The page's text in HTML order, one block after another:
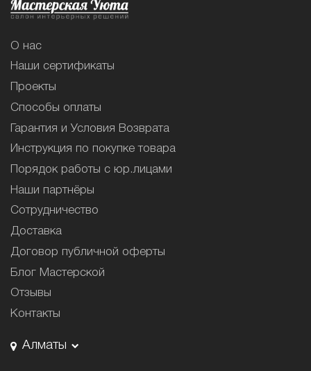
О нас
Наши сертификаты
Проекты
Способы оплаты
Гарантия и Условия Возврата
Инструкция по покупке товара
Порядок работы с юр.лицами
Наши партнёры
Сотрудничество
Доставка
Договор публичной оферты
Блог Мастерской
Отзывы
Контакты
Алматы